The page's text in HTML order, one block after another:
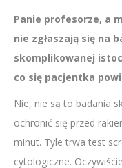
Panie profesorze, a
nie zgłaszają się na
skomplikowanej
co się pacjentka
Nie, nie są to badania
ochronić się przed
minut. Tyle trwa test
cytologiczne.